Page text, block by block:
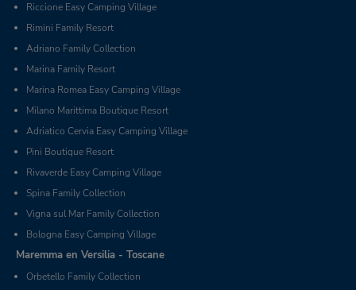
Riccione Easy Camping Village
Rimini Family Resort
Adriano Family Collection
Marina Family Resort
Marina Romea Easy Camping Village
Milano Marittima Boutique Resort
Adriatico Cervia Easy Camping Village
Pini Boutique Resort
Rivaverde Easy Camping Village
Spina Family Collection
Vigna sul Mar Family Collection
Bologna Easy Camping Village
Maremma en Versilia - Toscane
Orbetello Family Collection